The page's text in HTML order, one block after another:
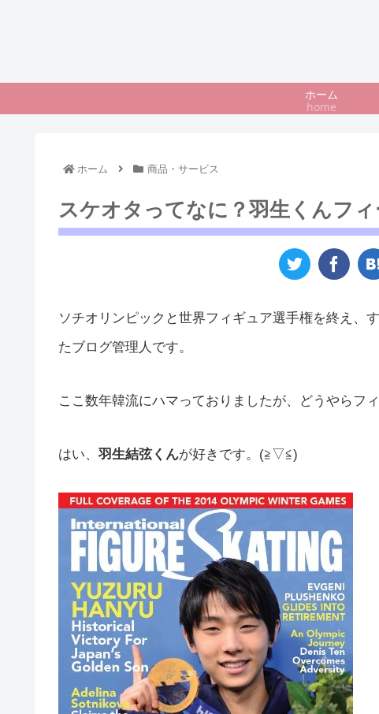
ホーム
home
ホーム 商品・サービス
スケオタってなに？羽生くんフ
ソチオリンピックと世界フィギュア選手権を終え、
たブログ管理人です。
ここ数年韓流にハマっておりましたが、どうやらフ
はい、 羽生結弦くんが好きです。(≧▽≦)